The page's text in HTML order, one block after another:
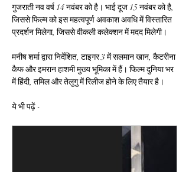
गुजराती नव वर्ष 14 नवंबर को है। भाई दूज 15 नवंबर को है,
जिससे फिल्म को इस महत्वपूर्ण अवकाश अवधि में विस्तारित
प्रदर्शन मिलेगा, जिससे वीकली कलेक्शन में मदद मिलेगी।
मनीष शर्मा द्वारा निर्देशित, टाइगर 3 में सलमान खान, कैटरीना
कैफ और इमरान हाशमी मुख्य भूमिका में हैं। फिल्म दुनिया भर
में हिंदी, तमिल और तेलुगु में रिलीज होने के लिए तैयार है।
ये भी पढ़ें -